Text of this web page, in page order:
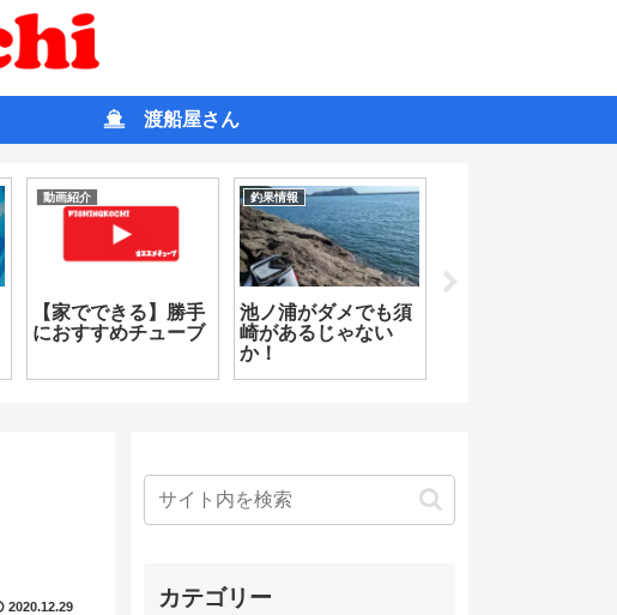
渡船屋さん
動画紹介
【家でできる】勝手
におすすめチューブ
釣果情報
池ノ浦がダメでも須
崎があるじゃない
か！
2020.12.29 カテゴリー